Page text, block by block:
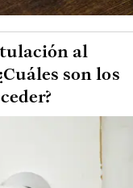
al
son los